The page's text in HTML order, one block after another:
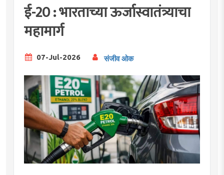
ई-20 : भारताच्या ऊर्जास्वातंत्र्याचा
महामार्ग
07-Jul-2026 संजीव ओक